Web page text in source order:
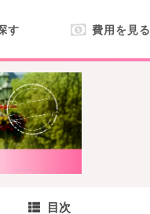
す 費用を見る
目次